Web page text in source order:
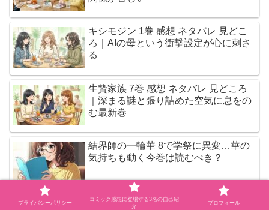
キシモジン 1巻 感想 ネタバレ 見どこ
ろ｜AIの母という衝撃設定が心に刺さ
る
生贄家族 7巻 感想 ネタバレ 見どころ
｜深まる謎と張り詰めた空気に息をの
む最新巻
結界師の一輪華 8で学祭に異変…華の
気持ちも動く今巻は読むべき？
婚活とミシン3巻は読むべき？関係ど
プライバシーポリシー
コミック感想に登場する3名の自己紹
介
プロフィール